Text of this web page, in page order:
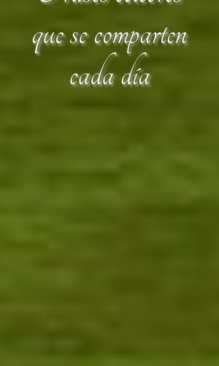
que se comparten
cada día